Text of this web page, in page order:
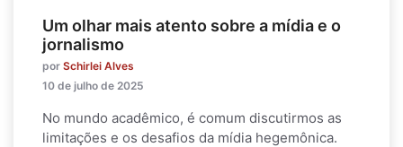
Um olhar mais atento sobre a mídia e o
jornalismo
por Schirlei Alves
10 de julho de 2025
No mundo acadêmico, é comum discutirmos as
limitações e os desafios da mídia hegemônica.